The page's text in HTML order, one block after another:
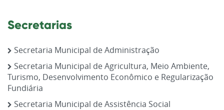
Secretarias
Secretaria Municipal de Administração
Secretaria Municipal de Agricultura, Meio Ambiente,
Turismo, Desenvolvimento Econômico e Regularização
Fundiária
Secretaria Municipal de Assistência Social